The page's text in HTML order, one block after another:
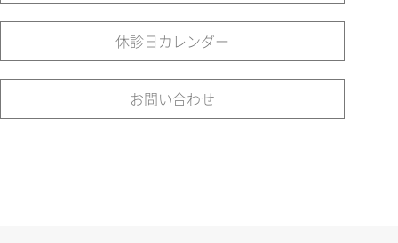
休診日カレンダー
お問い合わせ